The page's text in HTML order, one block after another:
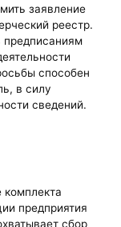
заявление
реестр.
предписаниям
способен
в силу
сведений.
предприятия
сбор